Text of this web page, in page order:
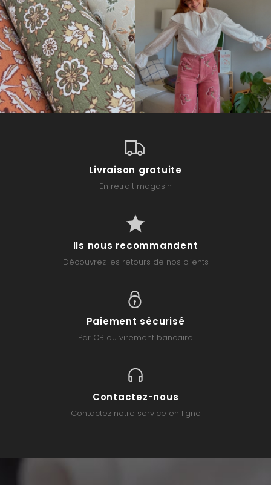
Livraison gratuite
En retrait magasin
Ils nous recommandent
Découvrez les retours de nos clients
Paiement sécurisé
Par CB ou virement bancaire
Contactez-nous
Contactez notre service en ligne